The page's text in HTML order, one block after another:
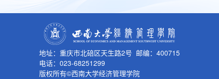
地址：重庆市北碚区天生路2号 邮编：400715
电话：023-68251299
版权所有©西南大学经济管理学院